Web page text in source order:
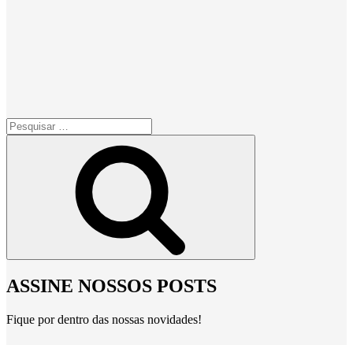
Pesquisar
por:
ASSINE NOSSOS POSTS
Fique por dentro das nossas novidades!